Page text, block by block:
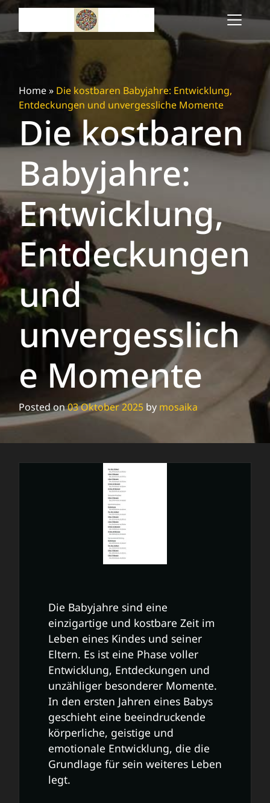
Skip
content
Home» Die kostbaren Babyjahre: Entwicklung,
Entdeckungen und unvergessliche Momente
Die kostbaren
Babyjahre:
Entwicklung,
Entdeckungen
und
unvergesslich
e Momente
Posted on03 Oktober 2025 by mosaika
Die Babyjahre sind eine
einzigartige und kostbare Zeit im
Leben eines Kindes und seiner
Eltern. Es ist eine Phase voller
Entwicklung, Entdeckungen und
unzähliger besonderer Momente.
In den ersten Jahren eines Babys
geschieht eine beeindruckende
körperliche, geistige und
emotionale Entwicklung, die die
Grundlage für sein weiteres Leben
legt.